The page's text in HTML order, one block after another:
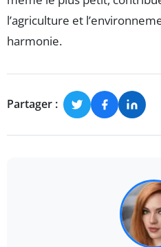
l’agriculture et
harmonie.
Partager :